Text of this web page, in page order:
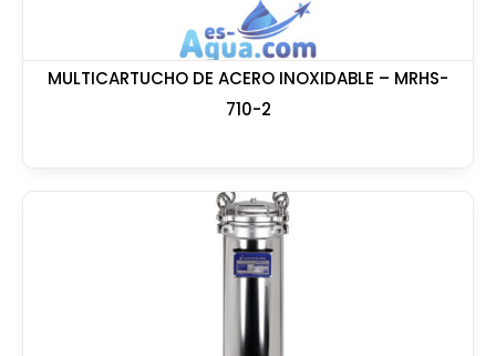
MULTICARTUCHO DE ACERO INOXIDABLE – MRHS-
710-2